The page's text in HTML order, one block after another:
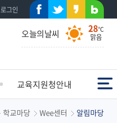
로그인
페이
스북
트위
터
카카
오스
토리
네이
버블
로그
오늘의날씨 28℃
맑음
교육지원청안내
인사말
전체메뉴
학교마당 Wee센터 알림마당